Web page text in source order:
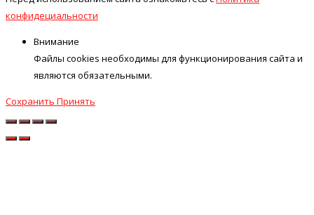
конфидециальности
Внимание
Файлы cookies необходимы для функционирования сайта и
являются обязательными.
Сохранить Принять